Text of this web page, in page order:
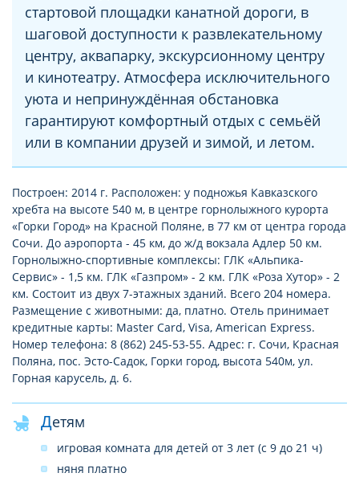
стартовой площадки канатной дороги, в
шаговой доступности к развлекательному
центру, аквапарку, экскурсионному центру
и кинотеатру. Атмосфера исключительного
уюта и непринуждённая обстановка
гарантируют комфортный отдых с семьёй
или в компании друзей и зимой, и летом.
Построен: 2014 г. Расположен: у подножья Кавказского
хребта на высоте 540 м, в центре горнолыжного курорта
«Горки Город» на Красной Поляне, в 77 км от центра города
Сочи. До аэропорта - 45 км, до ж/д вокзала Адлер 50 км.
Горнолыжно-спортивные комплексы: ГЛК «Альпика-
Сервис» - 1,5 км. ГЛК «Газпром» - 2 км. ГЛК «Роза Хутор» - 2
км. Состоит из двух 7-этажных зданий. Всего 204 номера.
Размещение с животными: да, платно. Отель принимает
кредитные карты: Master Card, Visa, American Express.
Номер телефона: 8 (862) 245-53-55. Адрес: г. Сочи, Красная
Поляна, пос. Эсто-Садок, Горки город, высота 540м, ул.
Горная карусель, д. 6.
Детям
игровая комната для детей от 3 лет (с 9 до 21 ч)
няня платно